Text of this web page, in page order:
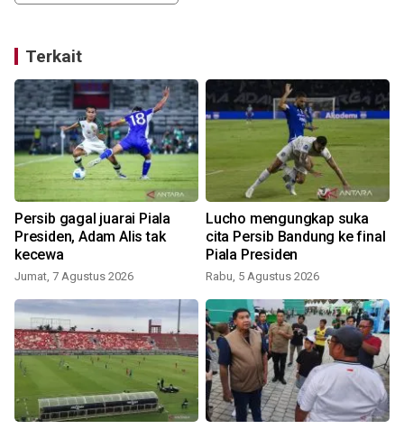
Terkait
Persib gagal juarai Piala
Presiden, Adam Alis tak
kecewa
Jumat, 7 Agustus 2026
Lucho mengungkap suka
cita Persib Bandung ke final
Piala Presiden
Rabu, 5 Agustus 2026